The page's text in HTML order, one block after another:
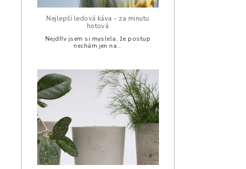
Nejlepší ledová káva - za minutu
hotová
Nejdřív jsem si myslela, že postup
nechám jen na...